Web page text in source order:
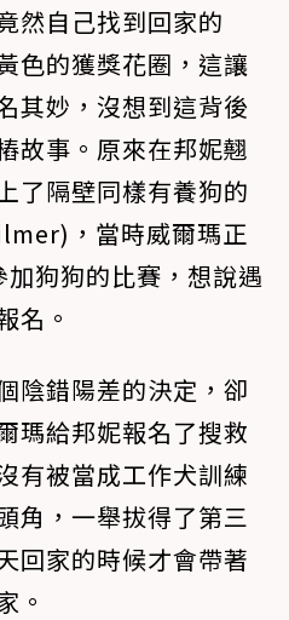
然自己找到回家的
色的獲獎花圈，這讓
其妙，沒想到這背後
故事。原來在邦妮翹
了隔壁同樣有養狗的
，當時威爾瑪正
狗狗的比賽，想說遇
名。
陰錯陽差的決定，卻
瑪給邦妮報名了搜救
有被當成工作犬訓練
角，一舉拔得了第三
回家的時候才會帶著
。